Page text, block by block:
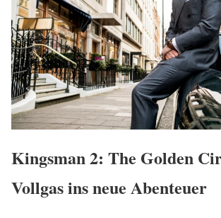
Kingsman 2: The Golden
Vollgas ins neue Abenteuer